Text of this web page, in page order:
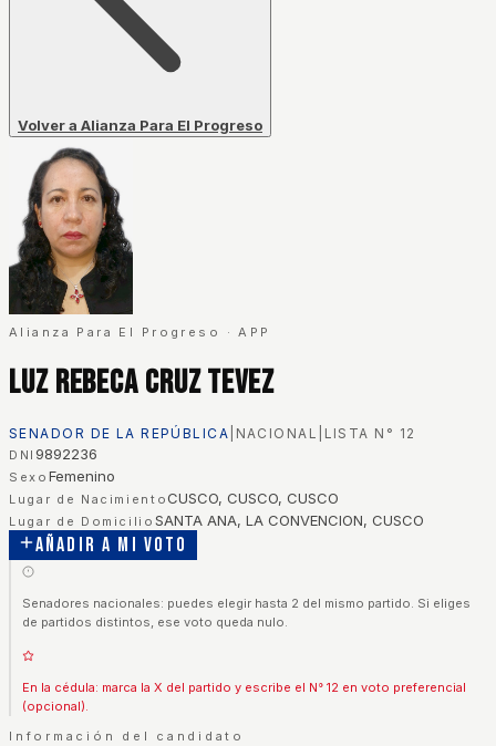
Volver a Alianza Para El Progreso
Alianza Para El Progreso ·APP
Luz Rebeca Cruz Tevez
SENADOR DE LA REPÚBLICA NACIONAL LISTA N° 12
DNI 9892236
Sexo Femenino
Lugar de NacimientoCUSCO, CUSCO, CUSCO
Lugar de Domicilio SANTA ANA, LA CONVENCION, CUSCO
Añadir a mi voto
Senadores nacionales: puedes elegir hasta 2 del mismo partido. Si eliges
de partidos distintos, ese voto queda nulo.
En la cédula: marca la X del partido y escribe el N° 12 en voto preferencial
(opcional).
Información del candidato